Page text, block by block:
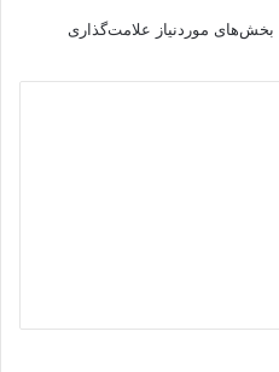
بخش‌های موردنیاز علامت‌گذاری